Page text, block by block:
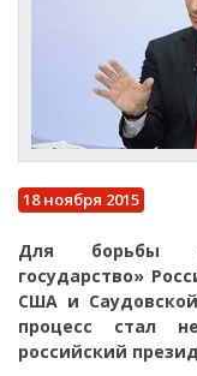
18 ноября 2015
Для борьбы с
государство»
США и
процесс стал
российский